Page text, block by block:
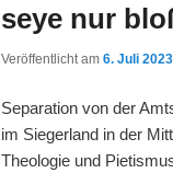
seye nur
Veröffentlicht am6. Juli 2023
Separation von der
im Siegerland in der
Theologie und